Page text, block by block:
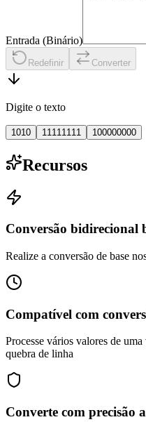
Entrada (Binário)
Redefinir Converter
Digite o texto
1010 11111111 100000000
Recursos
Conversão
Realize a conversão de base
Compatível com
Processe vários valores de
quebra de linha
Converte com precisão